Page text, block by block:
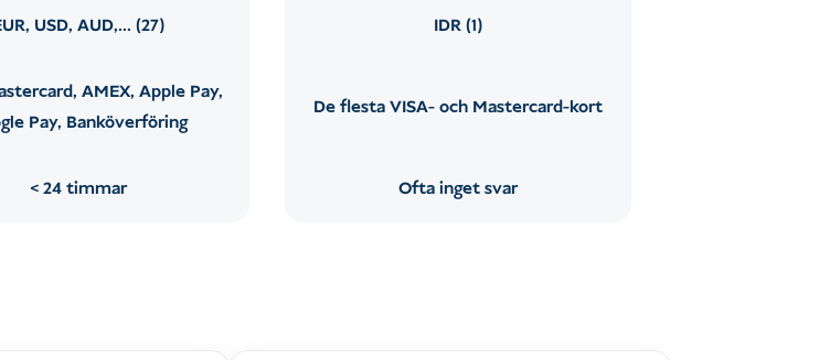
USD, AUD,... (27) IDR (1)
AMEX, Apple Pay,
Pay, Banköverföring
De flesta VISA- och Mastercard-kort
24 timmar Ofta inget svar